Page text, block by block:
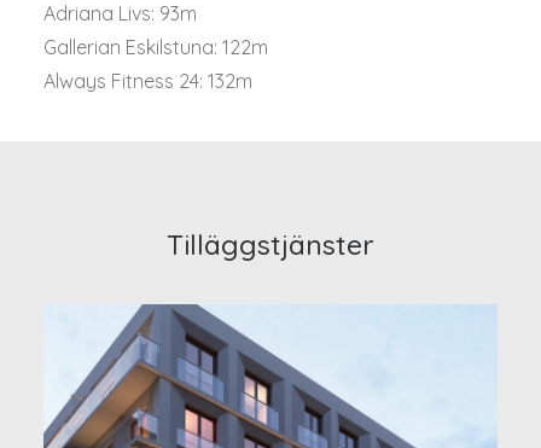
Adriana Livs: 93m
Gallerian Eskilstuna: 122m
Always Fitness 24: 132m
Tilläggstjänster